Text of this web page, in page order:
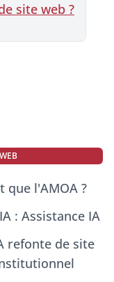
site web ?
que l'AMOA ?
: Assistance IA
refonte de site